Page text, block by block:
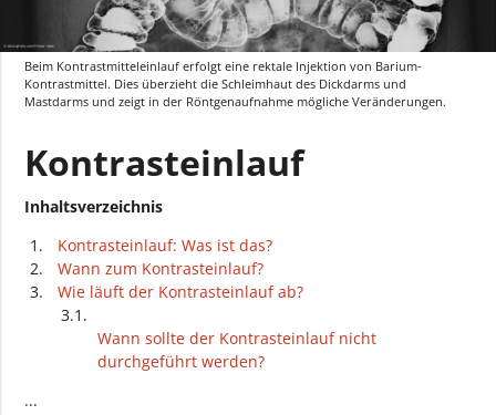
Beim Kontrastmitteleinlauf erfolgt eine rektale Injektion von Barium-
Kontrastmittel. Dies überzieht die Schleimhaut des Dickdarms und
Mastdarms und zeigt in der Röntgenaufnahme mögliche Veränderungen.
Kontrasteinlauf
Inhaltsverzeichnis
Kontrasteinlauf: Was ist das?
Wann zum Kontrasteinlauf?
Wie läuft der Kontrasteinlauf ab?
Wann sollte der Kontrasteinlauf nicht
durchgeführt werden?
...